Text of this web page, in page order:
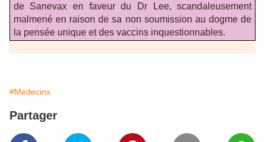
de Sanevax en faveur du Dr Lee, scandaleusement
malmené en raison de sa non soumission au dogme de
la pensée unique et des vaccins inquestionnables.
#Médecins
Partager